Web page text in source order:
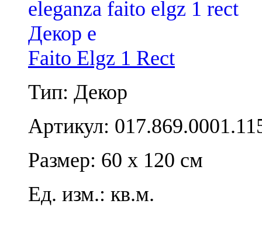
Faito Elgz 1 Rect
Тип: Декор
Артикул:
Размер: 60 x 120 см
Ед. изм.: кв.м.